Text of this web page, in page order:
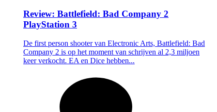
Review: Battlefield: Bad Company 2
PlayStation 3
De first person shooter van Electronic Arts, Battlefield: Bad
Company 2 is op het moment van schrijven al 2,3 miljoen
keer verkocht. EA en Dice hebben...